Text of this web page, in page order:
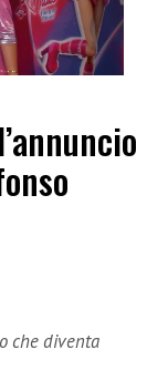
che diventa